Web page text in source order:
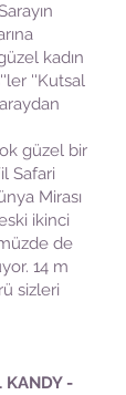
kadın
''Kutsal
güzel bir
Safari
Mirası
ikinci
de
14 m
sizleri
KANDY -